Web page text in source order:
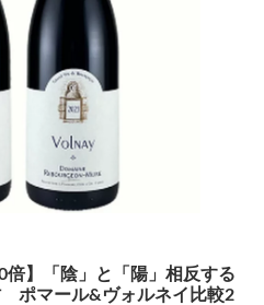
倍】「陰」と「陽」相反する
ポマール&ヴォルネイ比較2